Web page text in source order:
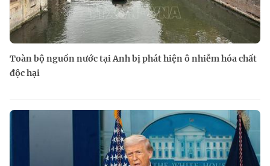
Toàn bộ nguồn nước tại Anh bị phát hiện ô nhiễm hóa chất
độc hại